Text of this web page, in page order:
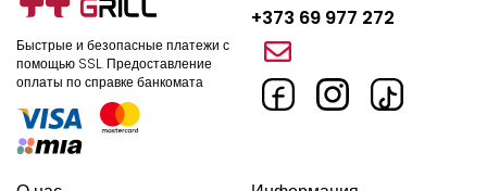
Быстрые и безопасные платежи с
помощью SSL. Предоставление
оплаты по справке банкомата
+373 69 977 272